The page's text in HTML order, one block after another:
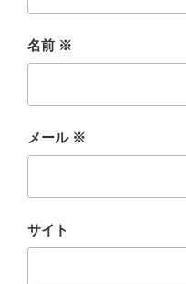
名前 ※
メール ※
サイト